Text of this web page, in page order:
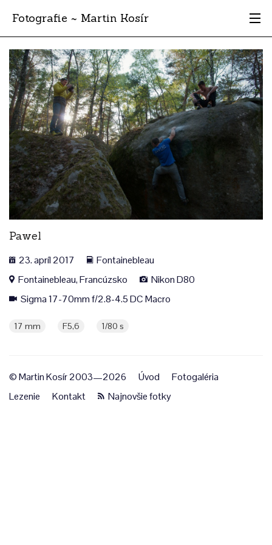
Fotografie ~ Martin Kosír
Moje obľúbené
Albumy
Miesta
Archív
Vyhľadávanie
Pawel
23. apríl 2017
Fontainebleau
Fontainebleau, Francúzsko
Nikon D80
Sigma 17-70mm f/2.8-4.5 DC Macro
17 mm F5,6 1/80 s
© Martin Kosír 2003—2026 Úvod
Fotogaléria
Lezenie
Kontakt Najnovšie fotky